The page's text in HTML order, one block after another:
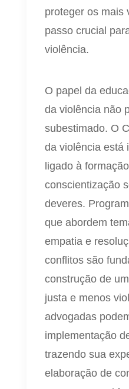
proteger os mais
passo crucial
violência.
O papel da
da violência não
subestimado. O
da violência está
ligado à
conscientização
deveres.
que abordem
empatia e
conflitos são
construção de
justa e menos
advogadas
implementação
trazendo sua
elaboração de